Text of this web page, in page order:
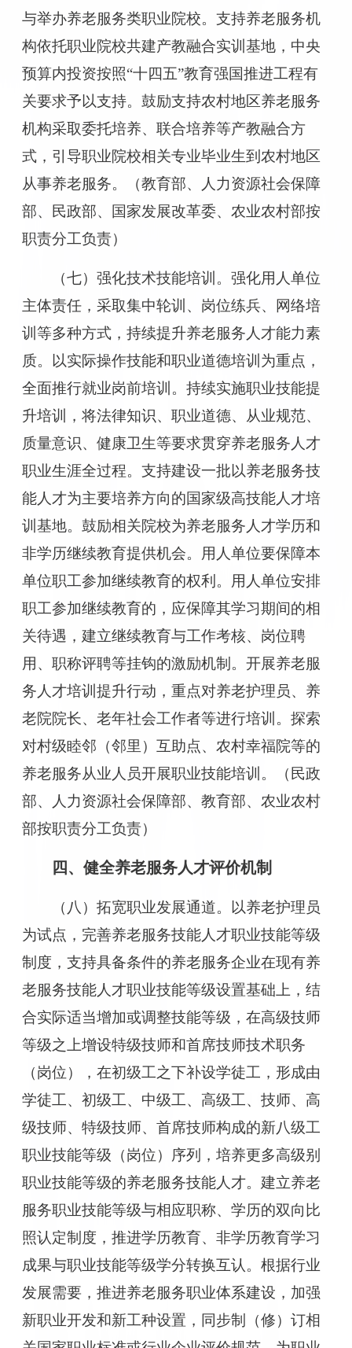
与举办养老服务类职业院校。支持养老服务机
构依托职业院校共建产教融合实训基地，中央
预算内投资按照“十四五”教育强国推进工程有
关要求予以支持。鼓励支持农村地区养老服务
机构采取委托培养、联合培养等产教融合方
式，引导职业院校相关专业毕业生到农村地区
从事养老服务。（教育部、人力资源社会保障
部、民政部、国家发展改革委、农业农村部按
职责分工负责）
（七）强化技术技能培训。强化用人单位
主体责任，采取集中轮训、岗位练兵、网络培
训等多种方式，持续提升养老服务人才能力素
质。以实际操作技能和职业道德培训为重点，
全面推行就业岗前培训。持续实施职业技能提
升培训，将法律知识、职业道德、从业规范、
质量意识、健康卫生等要求贯穿养老服务人才
职业生涯全过程。支持建设一批以养老服务技
能人才为主要培养方向的国家级高技能人才培
训基地。鼓励相关院校为养老服务人才学历和
非学历继续教育提供机会。用人单位要保障本
单位职工参加继续教育的权利。用人单位安排
职工参加继续教育的，应保障其学习期间的相
关待遇，建立继续教育与工作考核、岗位聘
用、职称评聘等挂钩的激励机制。开展养老服
务人才培训提升行动，重点对养老护理员、养
老院院长、老年社会工作者等进行培训。探索
对村级睦邻（邻里）互助点、农村幸福院等的
养老服务从业人员开展职业技能培训。（民政
部、人力资源社会保障部、教育部、农业农村
部按职责分工负责）
四、健全养老服务人才评价机制
（八）拓宽职业发展通道。以养老护理员
为试点，完善养老服务技能人才职业技能等级
制度，支持具备条件的养老服务企业在现有养
老服务技能人才职业技能等级设置基础上，结
合实际适当增加或调整技能等级，在高级技师
等级之上增设特级技师和首席技师技术职务
（岗位），在初级工之下补设学徒工，形成由
学徒工、初级工、中级工、高级工、技师、高
级技师、特级技师、首席技师构成的新八级工
职业技能等级（岗位）序列，培养更多高级别
职业技能等级的养老服务技能人才。建立养老
服务职业技能等级与相应职称、学历的双向比
照认定制度，推进学历教育、非学历教育学习
成果与职业技能等级学分转换互认。根据行业
发展需要，推进养老服务职业体系建设，加强
新职业开发和新工种设置，同步制（修）订相